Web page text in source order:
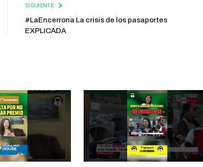
SIGUIENTE
#LaEncerrona La crisis de los pasaportes
EXPLICADA